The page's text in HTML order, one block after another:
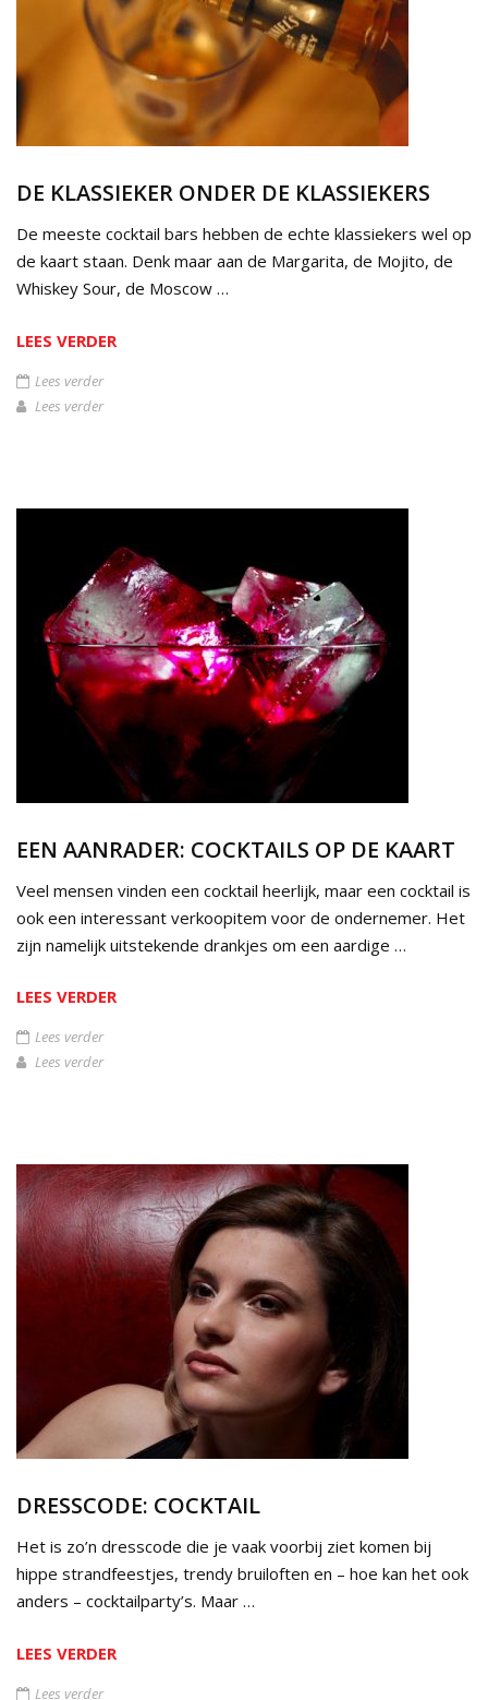
DE KLASSIEKER ONDER DE KLASSIEKERS
De meeste cocktail bars hebben de echte klassiekers wel op
de kaart staan. Denk maar aan de Margarita, de Mojito, de
Whiskey Sour, de Moscow …
LEES VERDER
Lees verder
Lees verder
EEN AANRADER: COCKTAILS OP DE KAART
Veel mensen vinden een cocktail heerlijk, maar een cocktail is
ook een interessant verkoopitem voor de ondernemer. Het
zijn namelijk uitstekende drankjes om een aardige …
LEES VERDER
Lees verder
Lees verder
DRESSCODE: COCKTAIL
Het is zo’n dresscode die je vaak voorbij ziet komen bij
hippe strandfeestjes, trendy bruiloften en – hoe kan het ook
anders – cocktailparty’s. Maar …
LEES VERDER
Lees verder